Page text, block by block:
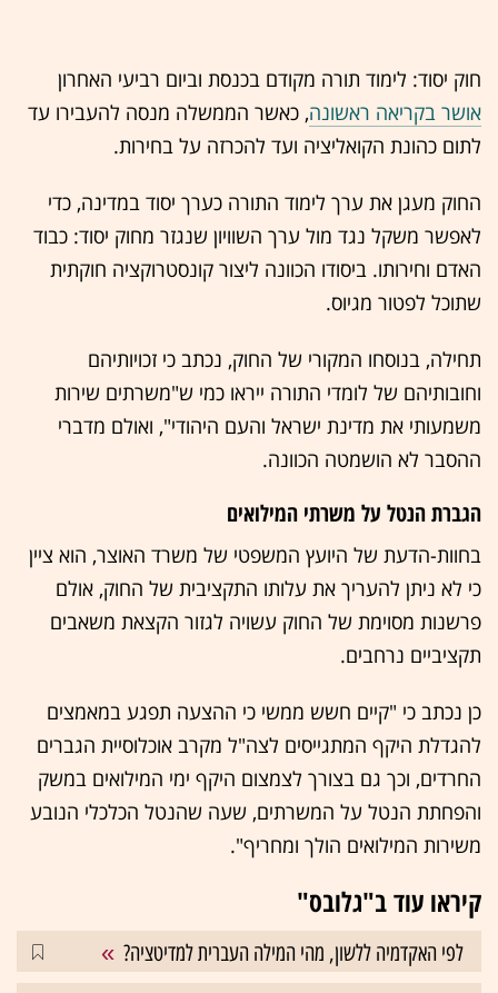
חוק יסוד: לימוד תורה מקודם בכנסת וביום רביעי האחרון
אושר בקריאה ראשונה, כאשר הממשלה מנסה להעבירו עד
לתום כהונת הקואליציה ועד להכרזה על בחירות.
החוק מעגן את ערך לימוד התורה כערך יסוד במדינה, כדי
לאפשר משקל נגד מול ערך השוויון שנגזר מחוק יסוד: כבוד
האדם וחירותו. ביסודו הכוונה ליצור קונסטרוקציה חוקתית
שתוכל לפטור מגיוס.
תחילה, בנוסחו המקורי של החוק, נכתב כי זכויותיהם
וחובותיהם של לומדי התורה ייראו כמי ש"משרתים שירות
משמעותי את מדינת ישראל והעם היהודי", ואולם מדברי
ההסבר לא הושמטה הכוונה.
הגברת הנטל על משרתי המילואים
בחוות-הדעת של היועץ המשפטי של משרד האוצר, הוא ציין
כי לא ניתן להעריך את עלותו התקציבית של החוק, אולם
פרשנות מסוימת של החוק עשויה לגזור הקצאת משאבים
תקציביים נרחבים.
כן נכתב כי "קיים חשש ממשי כי ההצעה תפגע במאמצים
להגדלת היקף המתגייסים לצה"ל מקרב אוכלוסיית הגברים
החרדים, וכך גם בצורך לצמצום היקף ימי המילואים במשק
והפחתת הנטל על המשרתים, שעה שהנטל הכלכלי הנובע
משירות המילואים הולך ומחריף".
קיראו עוד ב"גלובס"
לפי האקדמיה ללשון, מהי המילה העברית למדיטציה?